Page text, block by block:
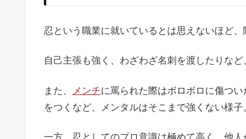
忍という職業に就いているとは思えないほど、
自己主張も強く、わざわざ名刺を渡したりな
また、 メンチに罵られた際はボロボロに傷つい
をつくなど、メンタルはそこまで強くない様子
一方、忍としてのプロ意識は極めて高く、他